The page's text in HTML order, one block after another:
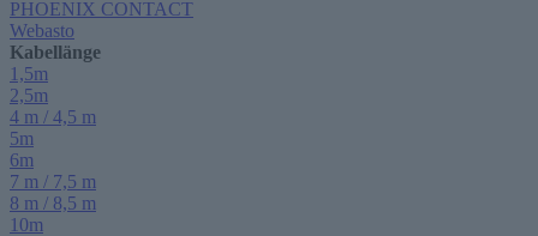
PHOENIX CONTACT
Webasto
Kabellänge
1,5m
2,5m
4 m / 4,5 m
5m
6m
7 m / 7,5 m
8 m / 8,5 m
10m